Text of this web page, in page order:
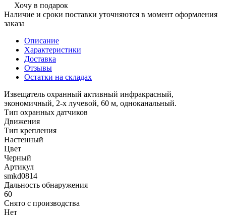
Хочу в подарок
Наличие и сроки поставки уточняются в момент оформления
заказа
Описание
Характеристики
Доставка
Отзывы
Остатки на складах
Извещатель охранный активный инфракрасный,
экономичный, 2-х лучевой, 60 м, одноканальный.
Тип охранных датчиков
Движения
Тип крепления
Настенный
Цвет
Черный
Артикул
smkd0814
Дальность обнаружения
60
Снято с производства
Нет